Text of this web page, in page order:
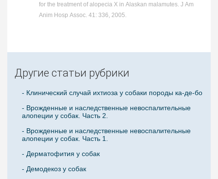
for the treatment of alopecia X in Alaskan malamutes. J Am
Anim Hosp Assoc. 41: 336, 2005.
Другие статьи рубрики
- Клинический случай ихтиоза у собаки породы ка-де-бо
- Врожденные и наследственные невоспалительные
алопеции у собак. Часть 2.
- Врожденные и наследственные невоспалительные
алопеции у собак. Часть 1.
- Дерматофития у собак
- Демодекоз у собак